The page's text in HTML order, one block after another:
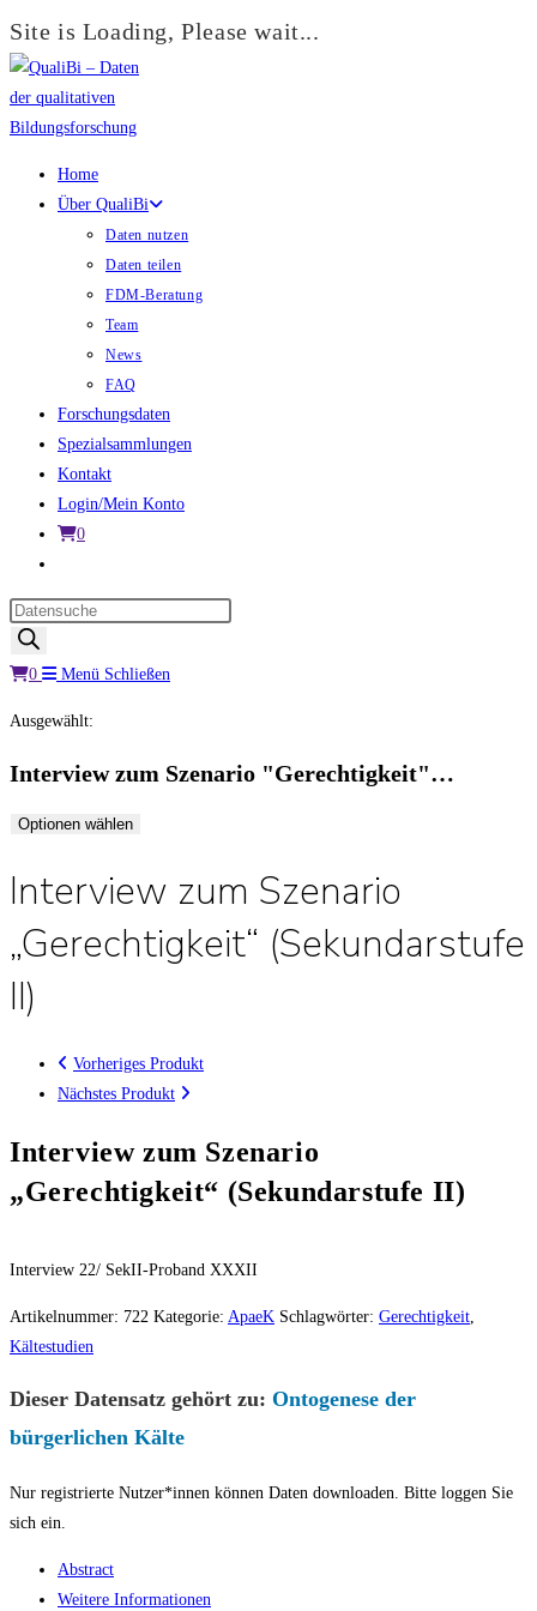
Site is Loading, Please wait...
Zum
Inhalt
springen
Home
Über QualiBi
Daten nutzen
Daten teilen
FDM-Beratung
Team
News
FAQ
Forschungsdaten
Spezialsammlungen
Kontakt
Login/Mein Konto
0
umschalten
Products
search
0
Menü Schließen
Ausgewählt:
Interview zum Szenario "Gerechtigkeit"…
Optionen wählen
Interview zum Szenario
„Gerechtigkeit“ (Sekundarstufe
II)
Vorheriges Produkt
Nächstes Produkt
Interview zum Szenario
„Gerechtigkeit“ (Sekundarstufe II)
Interview 22/ SekII-Proband XXXII
Artikelnummer: 722 Kategorie: ApaeK Schlagwörter: Gerechtigkeit,
Kältestudien
Dieser Datensatz gehört zu: Ontogenese der
bürgerlichen Kälte
Nur registrierte Nutzer*innen können Daten downloaden. Bitte loggen Sie
sich ein.
Abstract
Weitere Informationen